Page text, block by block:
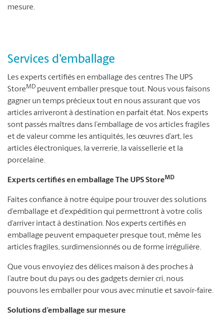
mesure.
Services d’emballage
Les experts certifiés en emballage des centres The UPS
StoreMD peuvent emballer presque tout. Nous vous faisons
gagner un temps précieux tout en nous assurant que vos
articles arriveront à destination en parfait état. Nos experts
sont passés maîtres dans l’emballage de vos articles fragiles
et de valeur comme les antiquités, les œuvres d’art, les
articles électroniques, la verrerie, la vaissellerie et la
porcelaine.
Experts certifiés en emballage The UPS StoreMD
Faites confiance à notre équipe pour trouver des solutions
d’emballage et d’expédition qui permettront à votre colis
d’arriver intact à destination. Nos experts certifiés en
emballage peuvent empaqueter presque tout, même les
articles fragiles, surdimensionnés ou de forme irrégulière.
Que vous envoyiez des délices maison à des proches à
l’autre bout du pays ou des gadgets dernier cri, nous
pouvons les emballer pour vous avec minutie et savoir-faire.
Solutions d’emballage sur mesure